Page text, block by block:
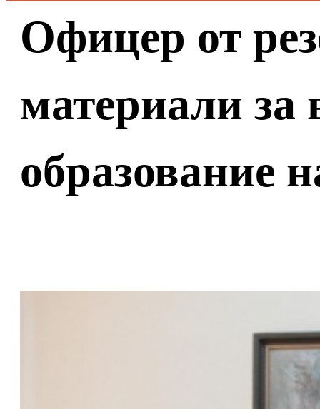
Офицер от
материали за